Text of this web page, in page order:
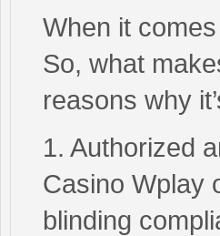
When it
So, what
reasons why
1. Authorized
Casino Wplay
blinding